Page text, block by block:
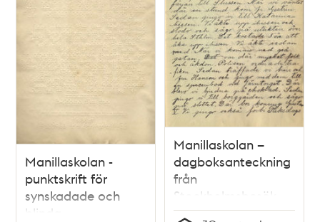
Manillaskolan -
punktskrift för
synskadade och
blinda
Manillaskolan –
dagboksanteckning
från
Stockholmsbesök
1916